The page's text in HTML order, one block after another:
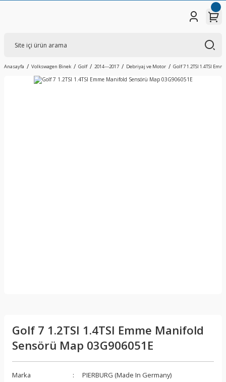
Anasayfa Volkswagen Binek Golf 2014---2017 Debriyaj ve Motor Golf 7 1.2TSI 1.4TSI
Golf 7 1.2TSI 1.4TSI Emme Manifold
Sensörü Map 03G906051E
Marka
PIERBURG (Made In Germany)